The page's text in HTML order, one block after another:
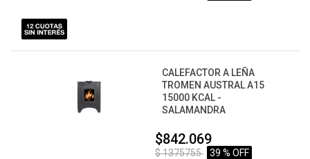
CALEFACTOR A LEÑA
TROMEN AUSTRAL A15
15000 KCAL -
SALAMANDRA
$842.069
$ 1375755 39 % OFF